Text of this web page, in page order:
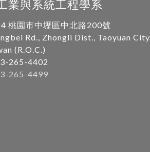
業與系統工程學系
桃園市中壢區中北路200號
Rd., Zhongli Dist., Taoyuan City
(R.O.C.)
265-4402
265-4499